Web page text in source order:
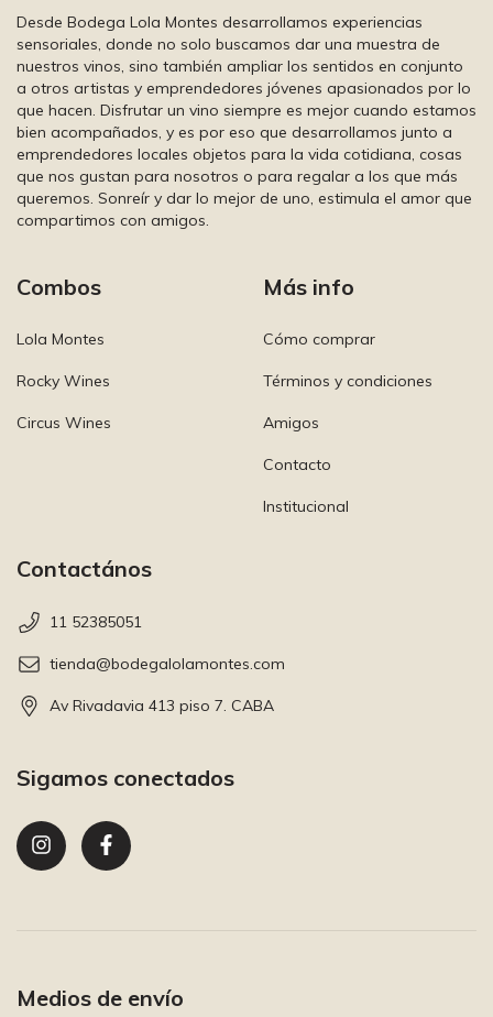
Desde Bodega Lola Montes desarrollamos experiencias
sensoriales, donde no solo buscamos dar una muestra de
nuestros vinos, sino también ampliar los sentidos en conjunto
a otros artistas y emprendedores jóvenes apasionados por lo
que hacen. Disfrutar un vino siempre es mejor cuando estamos
bien acompañados, y es por eso que desarrollamos junto a
emprendedores locales objetos para la vida cotidiana, cosas
que nos gustan para nosotros o para regalar a los que más
queremos. Sonreír y dar lo mejor de uno, estimula el amor que
compartimos con amigos.
Combos
Lola Montes
Rocky Wines
Circus Wines
Más info
Cómo comprar
Términos y condiciones
Amigos
Contacto
Institucional
Contactános
11 52385051
tienda@bodegalolamontes.com
Av Rivadavia 413 piso 7. CABA
Sigamos conectados
Medios de envío